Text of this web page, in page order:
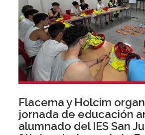
Flacema y Holcim
jornada de educación
alumnado del IES San